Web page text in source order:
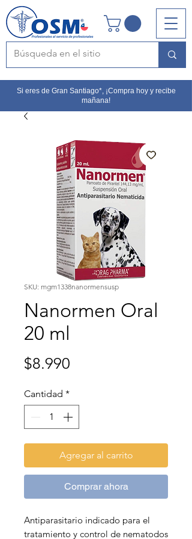
Si eres de Gran Santiago*, ¡Compra hoy y recibe
mañana!
SKU: mgm1338nanormensusp
Nanormen Oral
20 ml
$8.990
Cantidad *
Agregar al carrito
Comprar ahora
Antiparasitario indicado para el
tratamiento y control de nematodos